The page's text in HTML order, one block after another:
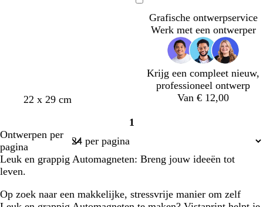
w
r
e
uc
u
i
w
w
l
h
t
g
r
j
w
w
22 x 29 cm
Grafische ontwerpservice
Werk met een ontwerper
Krijg een compleet nieuw,
professioneel ontwerp
Van € 12,00
Pagina
1
Ontwerpen per
pagina
Leuk en grappig Automagneten: Breng jouw ideeën tot
leven.
Op zoek naar een makkelijke, stressvrije manier om zelf